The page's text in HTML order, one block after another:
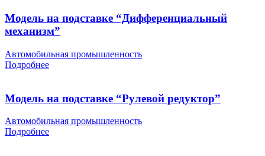
Модель на подставке “Дифференциальный
механизм”
Автомобильная промышленность
Подробнее
Модель на подставке “Рулевой редуктор”
Автомобильная промышленность
Подробнее